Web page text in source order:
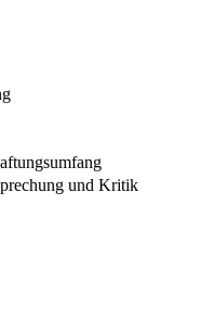
und Kritik